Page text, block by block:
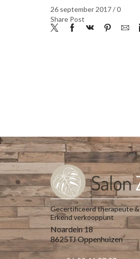
26 september 2017/0
Share Post
Gecertificeerd therapeute &
Erkend verkooppunt
Noardein 18
8625TJ Oppenhuizen